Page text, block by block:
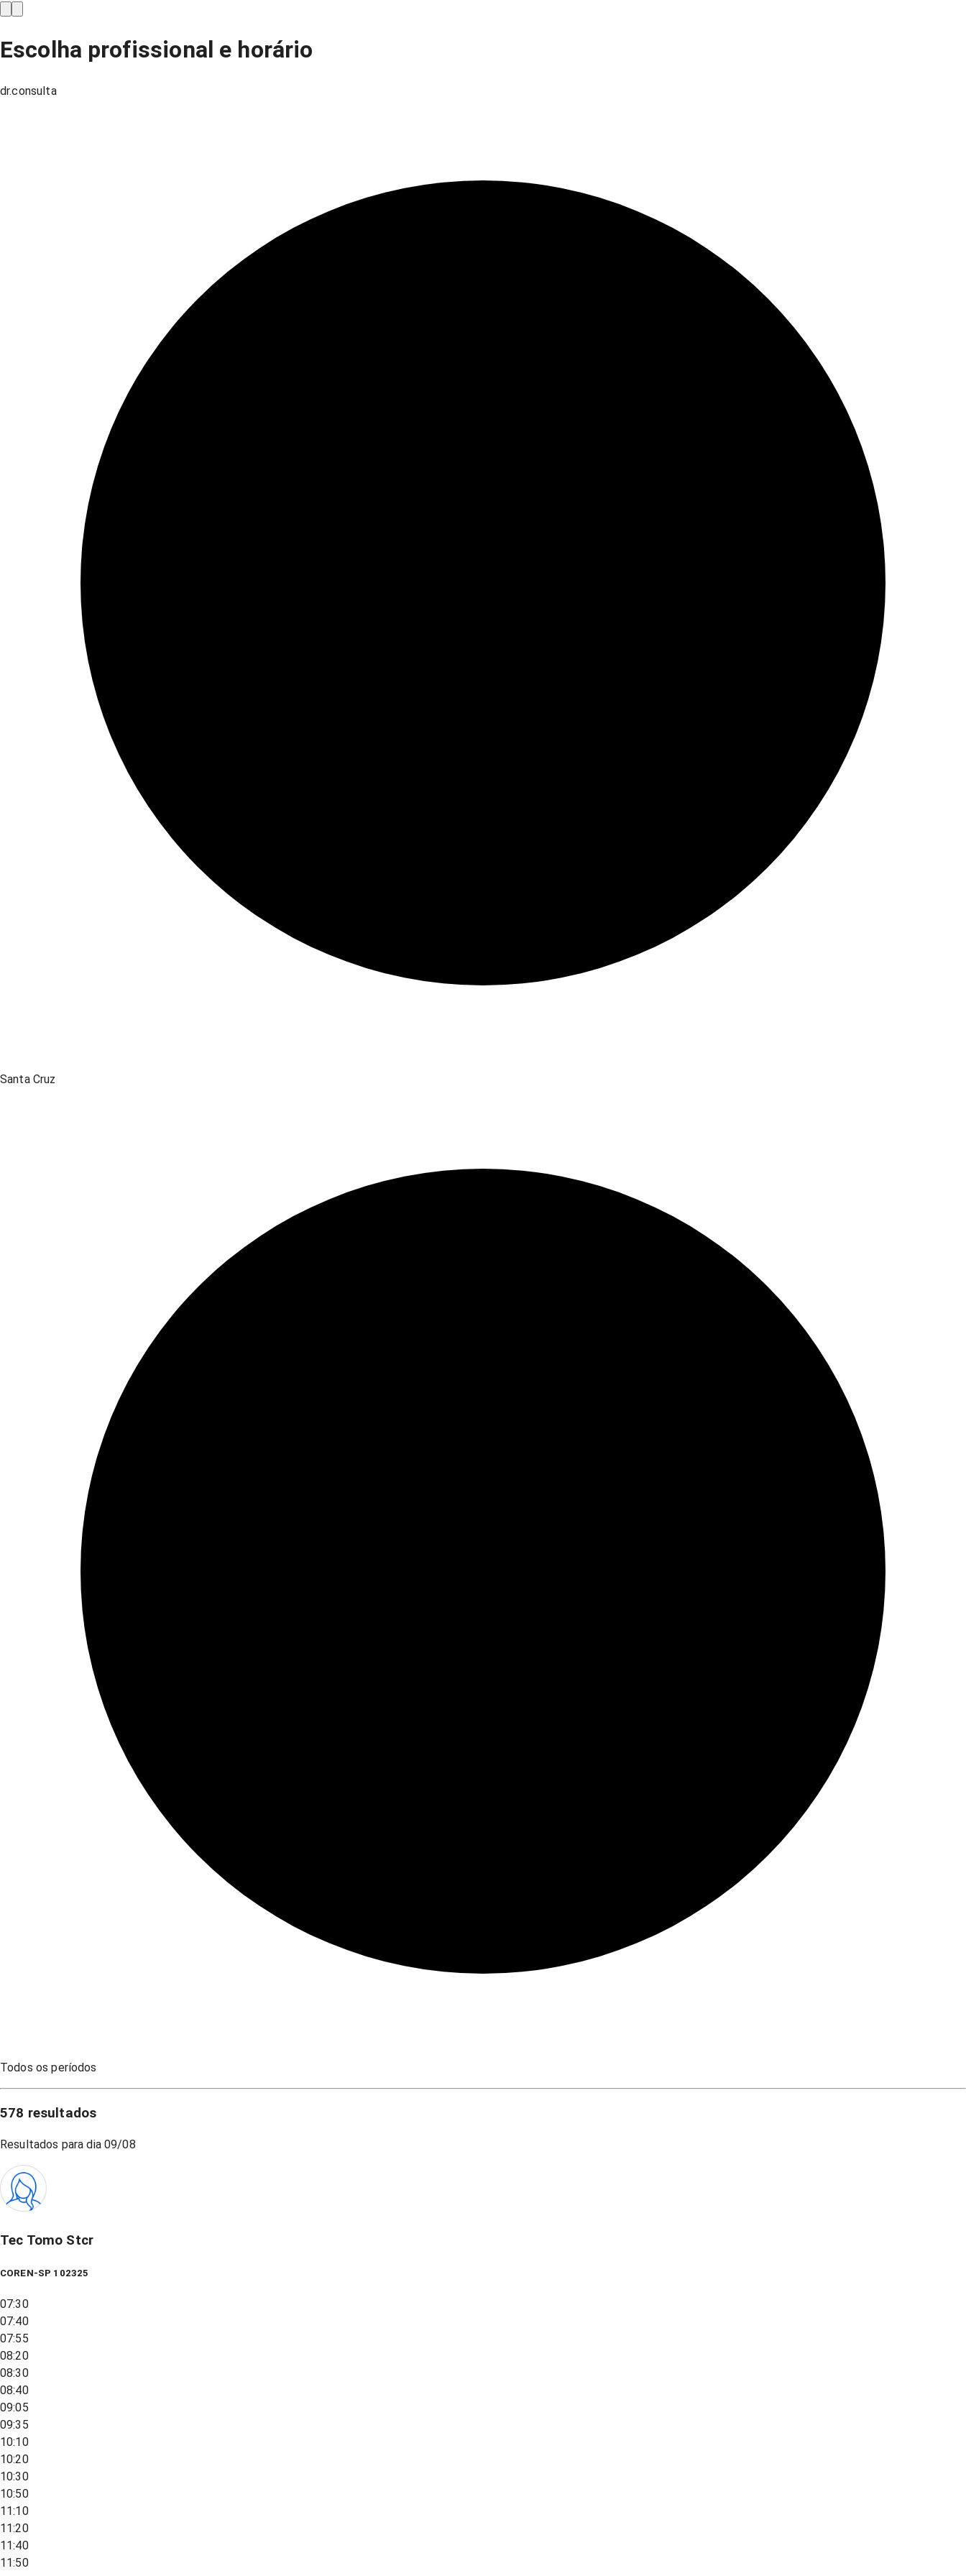
Escolha profissional e horário
dr.consulta
Santa Cruz
Todos os períodos
578 resultados
Resultados para dia 09/08
Tec Tomo Stcr
COREN-SP 102325
07:30
07:40
07:55
08:20
08:30
08:40
09:05
09:35
10:10
10:20
10:30
10:50
11:10
11:20
11:40
11:50